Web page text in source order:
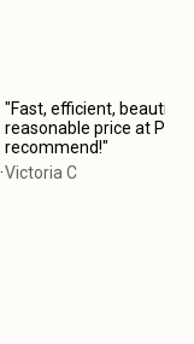
"Fast, efficient, beautiful
reasonable price at Paris
recommend!"
Victoria C